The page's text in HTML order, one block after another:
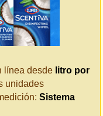
línea desde litro por
unidades
Sistema